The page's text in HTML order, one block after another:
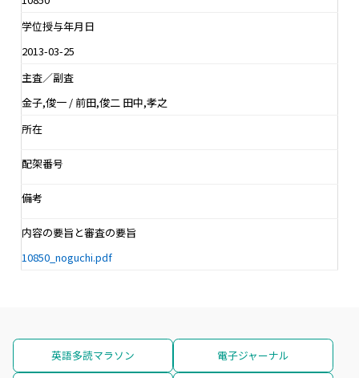
学位授与年月日
2013-03-25
主査／副査
金子,俊一 / 前田,俊二 田中,孝之
所在
配架番号
備考
内容の要旨と審査の要旨
10850_noguchi.pdf
英語多読マラソン 電子ジャーナル